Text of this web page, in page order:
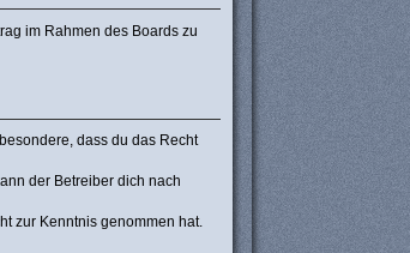
im Rahmen des Boards zu
dass du das Recht
der Betreiber dich nach
zur Kenntnis genommen hat.